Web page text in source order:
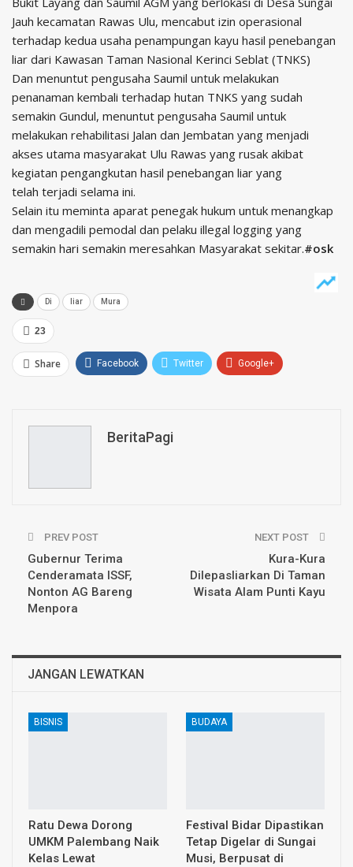
Jauh kecamatan Rawas Ulu, mencabut izin operasional
terhadap kedua usaha penampungan kayu hasil penebangan
liar dari Kawasan Taman Nasional Kerinci Seblat (TNKS)
Dan menuntut pengusaha Saumil untuk melakukan
penanaman kembali terhadap hutan TNKS yang sudah
semakin Gundul, menuntut pengusaha Saumil untuk
melakukan rehabilitasi Jalan dan Jembatan yang menjadi
akses utama masyarakat Ulu Rawas yang rusak akibat
kegiatan pengangkutan hasil penebangan liar yang
telah terjadi selama ini.
Selain itu meminta aparat penegak hukum untuk menangkap
dan mengadili pemodal dan pelaku illegal logging yang
semakin hari semakin meresahkan Masyarakat sekitar.#osk
Di liar Mura
23
Share Facebook Twitter Google+
Email
BeritaPagi
PREV POST
Gubernur Terima
Cenderamata ISSF,
Nonton AG Bareng
Menpora
NEXT POST
Kura-Kura
Dilepasliarkan Di Taman
Wisata Alam Punti Kayu
JANGAN LEWATKAN
BISNIS
Ratu Dewa Dorong
UMKM Palembang Naik
Kelas Lewat
BUDAYA
Festival Bidar Dipastikan
Tetap Digelar di Sungai
Musi, Berpusat di